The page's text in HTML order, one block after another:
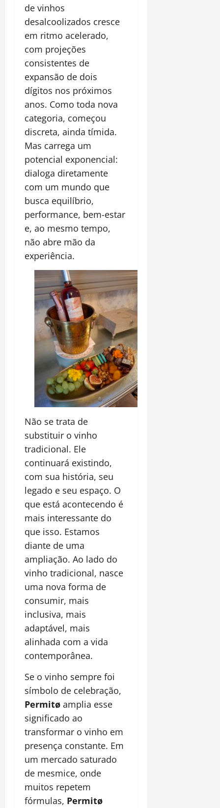
de vinhos
desalcoolizados cresce
em ritmo acelerado,
com projeções
consistentes de
expansão de dois
dígitos nos próximos
anos. Como toda nova
categoria, começou
discreta, ainda tímida.
Mas carrega um
potencial exponencial:
dialoga diretamente
com um mundo que
busca equilíbrio,
performance, bem-estar
e, ao mesmo tempo,
não abre mão da
experiência.
Não se trata de
substituir o vinho
tradicional. Ele
continuará existindo,
com sua história, seu
legado e seu espaço. O
que está acontecendo é
mais interessante do
que isso. Estamos
diante de uma
ampliação. Ao lado do
vinho tradicional, nasce
uma nova forma de
consumir, mais
inclusiva, mais
adaptável, mais
alinhada com a vida
contemporânea.
Se o vinho sempre foi
símbolo de celebração,
Permitø amplia esse
significado ao
transformar o vinho em
presença constante. Em
um mercado saturado
de mesmice, onde
muitos repetem
fórmulas, Permitø